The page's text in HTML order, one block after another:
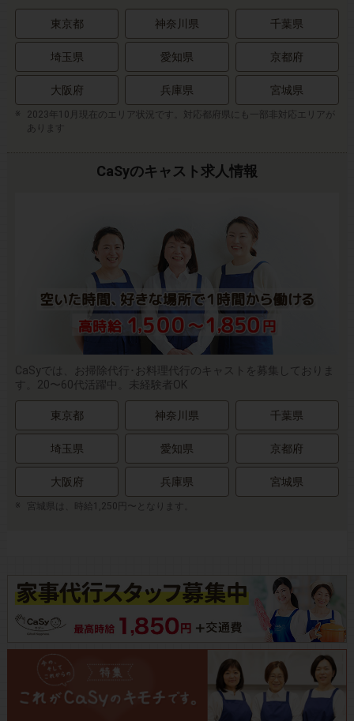
東京都 神奈川県 千葉県
埼玉県 愛知県 京都府
大阪府 兵庫県 宮城県
2023年10月現在のエリア状況です。対応都府県にも一部非対応エリアが
あります
CaSyのキャスト求人情報
CaSyでは、お掃除代行･お料理代行のキャストを募集しておりま
す。20〜60代活躍中。未経験者OK
東京都 神奈川県 千葉県
埼玉県 愛知県 京都府
大阪府 兵庫県 宮城県
宮城県は、時給1,250円〜となります。